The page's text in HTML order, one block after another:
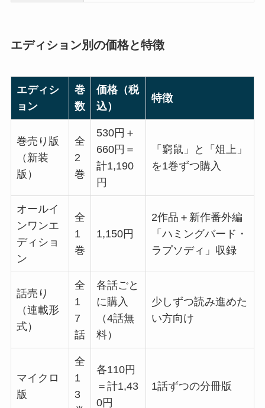
エディション別の価格と特徴
エディシ
ョン
巻
数
価格（税
込）
特徴
巻売り版
（新装
版）
全
2
巻
530円＋
660円＝
計1,190
円
「窮鼠」と「俎上」
を1巻ずつ購入
オールイ
ンワンエ
ディショ
ン
全
1
巻
1,150円
2作品＋新作番外編
「ハミングバード・
ラプソディ」収録
話売り
（連載形
式）
全
1
7
話
各話ごと
に購入
（4話無
料）
少しずつ読み進めた
い方向け
マイクロ
版
全
1
3
各110円
＝計1,43
0円
1話ずつの分冊版